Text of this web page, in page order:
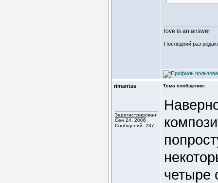
love is an answer
Последний раз
rimantas Тема сообщения:
Зарегистрирован:
Сен 24, 2006
Сообщений: 237
четыре